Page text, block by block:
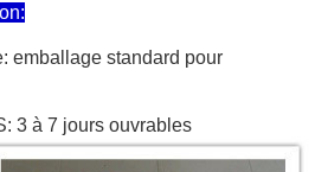
emballage standard pour
3 à 7 jours ouvrables